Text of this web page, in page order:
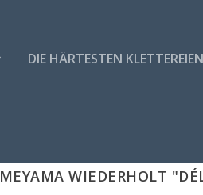
DIE HÄRTESTEN
WIEDERHOLT